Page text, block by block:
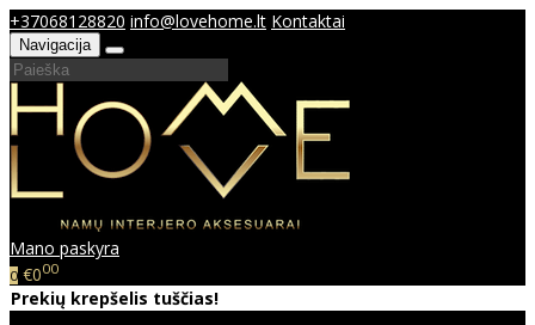
+37068128820 info@lovehome.lt Kontaktai
Navigacija
Mano paskyra
0 €000
Prekių krepšelis tuščias!